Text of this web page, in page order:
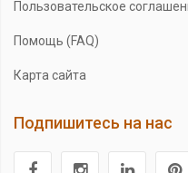
Пользовательское
Помощь (FAQ)
Карта сайта
Подпишитесь на нас